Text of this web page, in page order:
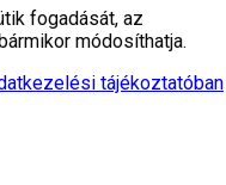
fogadását, az
módosíthatja.
tájékoztatóban